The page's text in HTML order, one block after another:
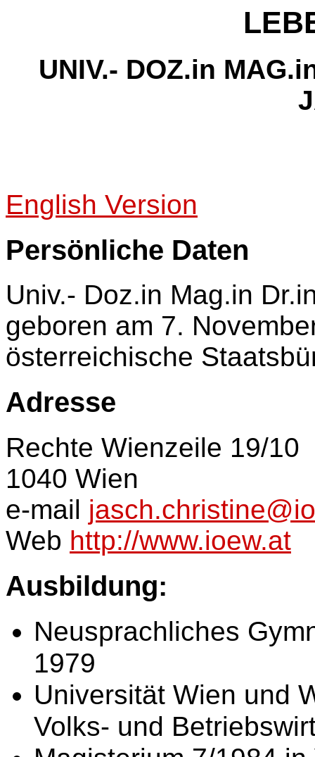
UNIV.- DOZ.in
English Version
Persönliche Daten
Univ.- Doz.in Mag.in
geboren am 7.
österreichische
Adresse
Rechte Wienzeile 19/10
1040 Wien
e-mail
Web http://www.ioew.at
Ausbildung:
Neusprachliches
1979
Universität Wien und
Volks- und